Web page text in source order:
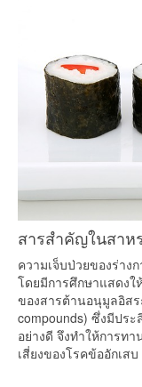
สารสำคัญในสาห
ความเจ็บป่วยของร่าง
โดยมีการศึกษาแสดง
ของสารต้านอนุมูลอิส
compounds) ซึ่งมีปร
อย่างดี จึงทำให้การท
เสี่ยงของโรคข้ออักเส